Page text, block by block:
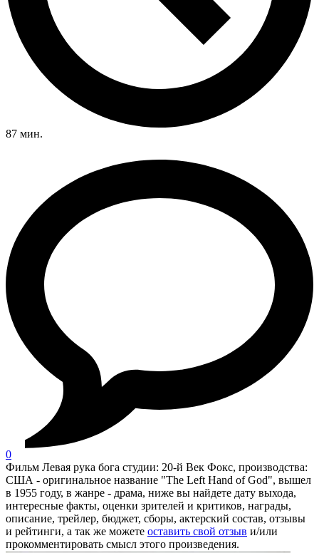
87 мин.
0
Фильм Левая рука бога студии: 20-й Век Фокс, производства:
США - оригинальное название "The Left Hand of God", вышел
в 1955 году, в жанре - драма, ниже вы найдете дату выхода,
интересные факты, оценки зрителей и критиков, награды,
описание, трейлер, бюджет, сборы, актерский состав, отзывы
и рейтинги, а так же можете оставить свой отзыв и/или
прокомментировать смысл этого произведения.